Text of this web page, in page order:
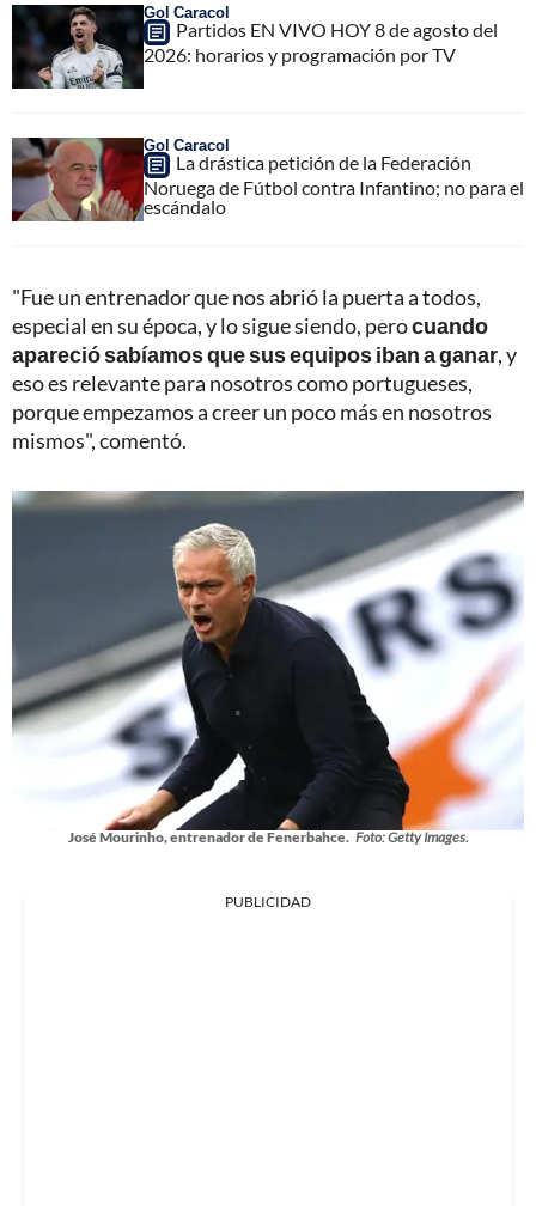
Gol Caracol
Partidos EN VIVO HOY 8 de agosto del
2026: horarios y programación por TV
Gol Caracol
La drástica petición de la Federación
Noruega de Fútbol contra Infantino; no para el
escándalo
"Fue un entrenador que nos abrió la puerta a todos,
especial en su época, y lo sigue siendo, perocuando
apareció sabíamos que sus equipos iban a ganar, y
eso es relevante para nosotros como portugueses,
porque empezamos a creer un poco más en nosotros
mismos", comentó.
José Mourinho, entrenador de Fenerbahce. Foto: Getty Images.
PUBLICIDAD